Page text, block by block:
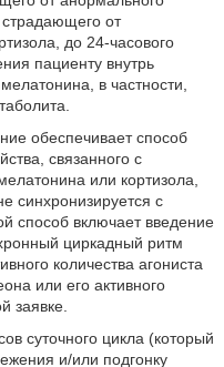
от
до 24-часового
пациенту внутрь
в частности,
обеспечивает способ
связанного с
или кортизола,
синхронизируется с
способ включает введение
циркадный ритм
количества агониста
или его активного
заявке.
суточного цикла (который
и/или подгонку